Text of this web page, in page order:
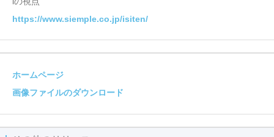
https://www.siemple.co.jp/isiten/
ホームページ
画像ファイルのダウンロード